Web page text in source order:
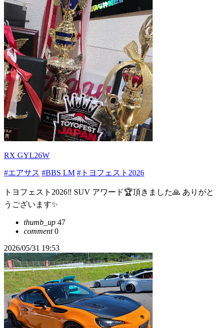
RX GYL26W
#エアサス #BBS LM #トヨフェスト2026
トヨフェスト2026‼️ SUV アワード🏆頂きました🙏 ありがと
うございます✨️
thumb_up 47
comment0
2026/05/31 19:53